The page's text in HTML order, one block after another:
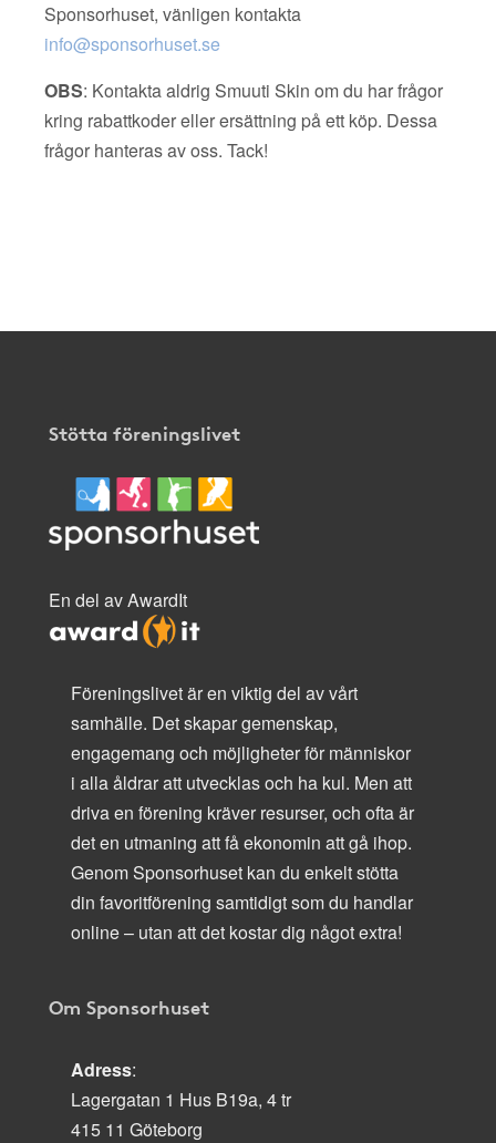
Sponsorhuset, vänligen kontakta
info@sponsorhuset.se
OBS: Kontakta aldrig Smuuti Skin om du har frågor
kring rabattkoder eller ersättning på ett köp. Dessa
frågor hanteras av oss. Tack!
Stötta föreningslivet
En del av AwardIt
Föreningslivet är en viktig del av vårt
samhälle. Det skapar gemenskap,
engagemang och möjligheter för människor
i alla åldrar att utvecklas och ha kul. Men att
driva en förening kräver resurser, och ofta är
det en utmaning att få ekonomin att gå ihop.
Genom Sponsorhuset kan du enkelt stötta
din favoritförening samtidigt som du handlar
online – utan att det kostar dig något extra!
Om Sponsorhuset
Adress:
Lagergatan 1 Hus B19a, 4 tr
415 11 Göteborg